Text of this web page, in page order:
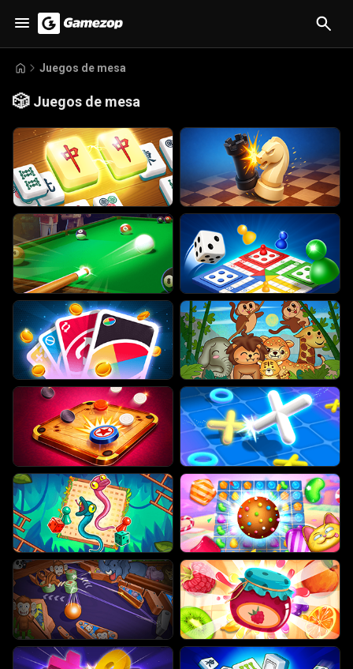
Juegos de mesa
🎲 Juegos de mesa